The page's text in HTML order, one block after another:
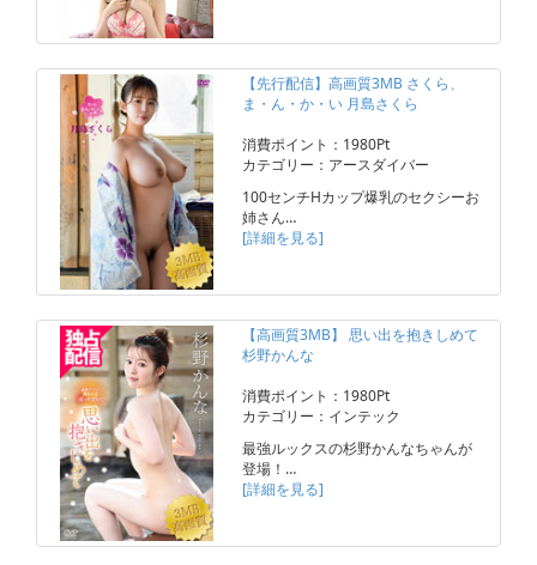
【先行配信】高画質3MB さくら、
ま・ん・か・い 月島さくら
消費ポイント：1980Pt
カテゴリー：アースダイバー
100センチHカップ爆乳のセクシーお
姉さん…
[詳細を見る]
【高画質3MB】 思い出を抱きしめて
杉野かんな
消費ポイント：1980Pt
カテゴリー：インテック
最強ルックスの杉野かんなちゃんが
登場！…
[詳細を見る]